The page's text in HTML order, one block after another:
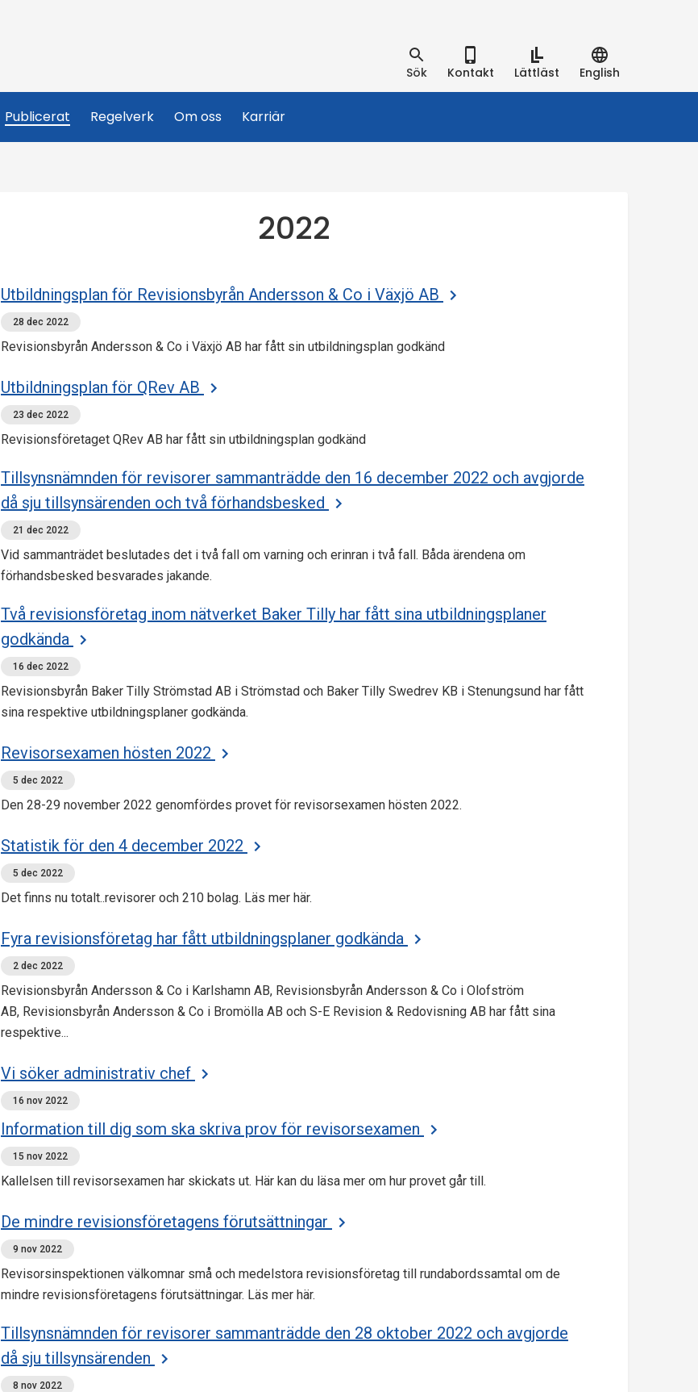
Sök Kontakt Lättläst English
Publicerat Regelverk Om oss Karriär
2022
Utbildningsplan för Revisionsbyrån Andersson & Co i Växjö AB
28 dec 2022
Revisionsbyrån Andersson & Co i Växjö AB har fått sin utbildningsplan godkänd
Utbildningsplan för QRev AB
23 dec 2022
Revisionsföretaget QRev AB har fått sin utbildningsplan godkänd
Tillsynsnämnden för revisorer sammanträdde den 16 december 2022 och avgjorde
då sju tillsynsärenden och två förhandsbesked
21 dec 2022
Vid sammanträdet beslutades det i två fall om varning och erinran i två fall. Båda ärendena om
förhandsbesked besvarades jakande.
Två revisionsföretag inom nätverket Baker Tilly har fått sina utbildningsplaner
godkända
16 dec 2022
Revisionsbyrån Baker Tilly Strömstad AB i Strömstad och Baker Tilly Swedrev KB i Stenungsund har fått
sina respektive utbildningsplaner godkända.
Revisorsexamen hösten 2022
5 dec 2022
Den 28-29 november 2022 genomfördes provet för revisorsexamen hösten 2022.
Statistik för den 4 december 2022
5 dec 2022
Det finns nu totalt..revisorer och 210 bolag. Läs mer här.
Fyra revisionsföretag har fått utbildningsplaner godkända
2 dec 2022
Revisionsbyrån Andersson & Co i Karlshamn AB, Revisionsbyrån Andersson & Co i Olofström
AB, Revisionsbyrån Andersson & Co i Bromölla AB och S-E Revision & Redovisning AB har fått sina
respektive...
Vi söker administrativ chef
16 nov 2022
Information till dig som ska skriva prov för revisorsexamen
15 nov 2022
Kallelsen till revisorsexamen har skickats ut. Här kan du läsa mer om hur provet går till.
De mindre revisionsföretagens förutsättningar
9 nov 2022
Revisorsinspektionen välkomnar små och medelstora revisionsföretag till rundabordssamtal om de
mindre revisionsföretagens förutsättningar. Läs mer här.
Tillsynsnämnden för revisorer sammanträdde den 28 oktober 2022 och avgjorde
då sju tillsynsärenden
8 nov 2022